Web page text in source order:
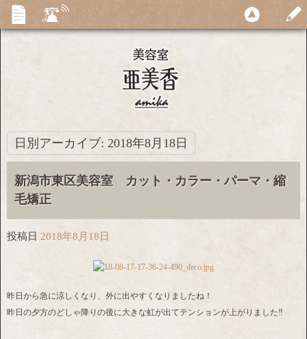
日別アーカイブ: 2018年8月18日
新潟市東区美容室 カット・カラー・パーマ・縮
毛矯正
投稿日 2018年8月18日
昨日から急に涼しくなり、外に出やすくなりましたね！
昨日の夕方のどしゃ降りの後に大きな虹が出てテンションが上がりました‼